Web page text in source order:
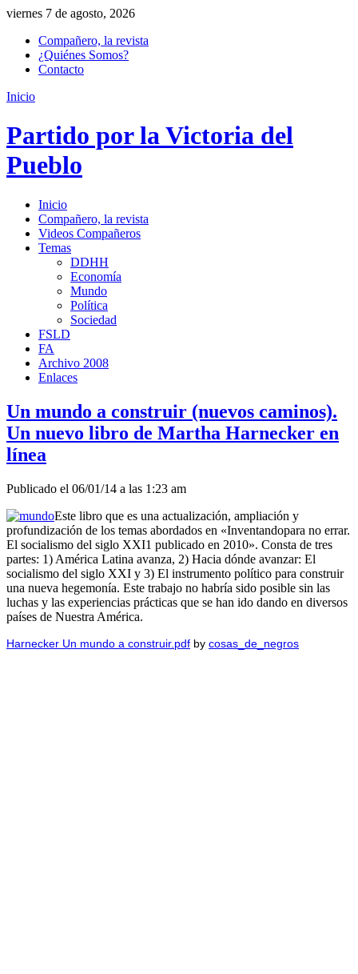
viernes 7 de agosto, 2026
Compañero, la revista
¿Quiénes Somos?
Contacto
Inicio
Partido por la Victoria del
Pueblo
Inicio
Compañero, la revista
Videos Compañeros
Temas
DDHH
Economía
Mundo
Política
Sociedad
FSLD
FA
Archivo 2008
Enlaces
Un mundo a construir (nuevos caminos).
Un nuevo libro de Martha Harnecker en
línea
Publicado el 06/01/14 a las 1:23 am
Este libro que es una actualización, ampliación y
profundización de los temas abordados en «Inventandopara no errar.
El socialismo del siglo XXI1 publicado en 2010». Consta de tres
partes: 1) América Latina avanza, 2) Hacia dónde avanzar: El
socialismo del siglo XXI y 3) El instrumento político para construir
una nueva hegemonía. Este trabajo no habría sido posible sin las
luchas y las experiencias prácticas que se han ido dando en diversos
países de Nuestra América.
Harnecker Un mundo a construir.pdf by cosas_de_negros